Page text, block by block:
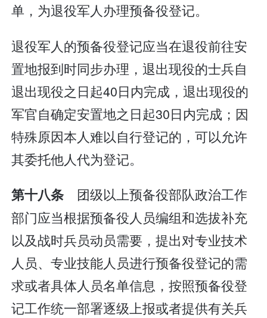
单，为退役军人办理预备役登记。
退役军人的预备役登记应当在退役前往安
置地报到时同步办理，退出现役的士兵自
退出现役之日起40日内完成，退出现役的
军官自确定安置地之日起30日内完成；因
特殊原因本人难以自行登记的，可以允许
其委托他人代为登记。
第十八条 团级以上预备役部队政治工作
部门应当根据预备役人员编组和选拔补充
以及战时兵员动员需要，提出对专业技术
人员、专业技能人员进行预备役登记的需
求或者具体人员名单信息，按照预备役登
记工作统一部署逐级上报或者提供有关兵